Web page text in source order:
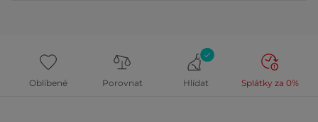
Oblíbené Porovnat Hlídat Splátky za 0%